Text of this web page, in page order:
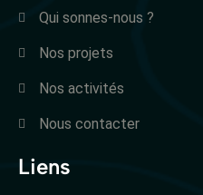
Qui sonnes-nous ?
Nos projets
Nos activités
Nous contacter
Liens